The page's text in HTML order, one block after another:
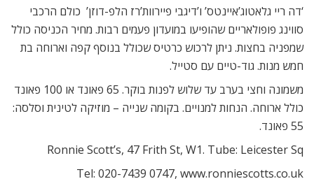
‘דה ריי גלאטוג’איינטס’ ו’דיגבי פיירוות’רז הלפ-דוזן’  כולם הרכבי
סווינג פופולאריים שהופיעו במועדון פעמים רבות. מחיר הכניסה כולל
שמפניה בחצות. ניתן לרכוש כרטיס שכולל בנוסף קפה וארוחה בת
חמש מנות. גוד-טיים עם סטייל.
משמונה וחצי בערב עד שלוש לפנות בוקר. 65 פאונד או 100 פאונד
כולל ארוחה. הנחות למנויים. בקומה שנייה – מוזיקה לטינית וסלסה:
55 פאונד.
Ronnie Scott’s, 47 Frith St, W1. Tube: Leicester Sq
Tel: 020-7439 0747, www.ronniescotts.co.uk